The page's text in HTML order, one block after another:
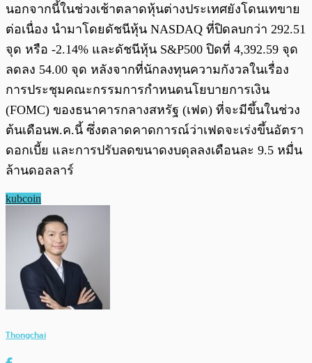
นอกจากนี้ในช่วงเช้าตลาดหุ้นต่างประเทศยังโดนเทขาย
ต่อเนื่อง นำมาโดยดัชนีหุ้น NASDAQ ที่ปิดลบกว่า 292.51
จุด หรือ -2.14% และดัชนีหุ้น S&P500 ปิดที่ 4,392.59 จุด
ลดลง 54.00 จุด หลังจากที่นักลงทุนความกังวลในเรื่อง
การประชุมคณะกรรมการกำหนดนโยบายการเงิน
(FOMC) ของธนาคารกลางสหรัฐ (เฟด) ที่จะมีขึ้นในช่วง
ต้นเดือนพ.ค.นี้ ซึ่งตลาดคาดการณ์ว่าเฟดจะเร่งขึ้นอัตรา
ดอกเบี้ย และการปรับลดขนาดงบดุลลงเดือนละ 9.5 หมื่น
ล้านดอลลาร์
kubcoin
Thongchai